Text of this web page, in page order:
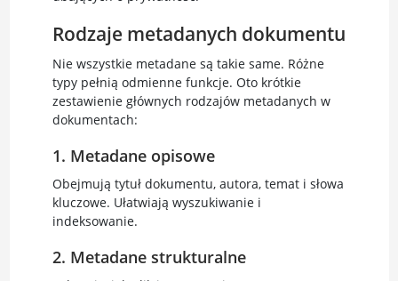
Rodzaje metadanych dokumentu
Nie wszystkie metadane są takie same. Różne
typy pełnią odmienne funkcje. Oto krótkie
zestawienie głównych rodzajów metadanych w
dokumentach:
1. Metadane opisowe
Obejmują tytuł dokumentu, autora, temat i słowa
kluczowe. Ułatwiają wyszukiwanie i
indeksowanie.
2. Metadane strukturalne